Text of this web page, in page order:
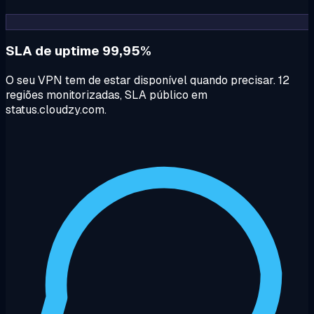
SLA de uptime 99,95%
O seu VPN tem de estar disponível quando precisar. 12
regiões monitorizadas, SLA público em
status.cloudzy.com.